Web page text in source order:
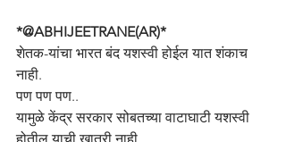
*@ABHIJEETRANE(AR)*
शेतक-यांचा भारत बंद यशस्वी होईल यात शंकाच
नाही.
पण पण पण..
यामुळे केंद्र सरकार सोबतच्या वाटाघाटी यशस्वी